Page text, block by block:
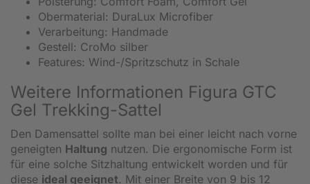
Obermaterial: DuraLux Microfiber
Verarbeitung: Handmade
Gestell: CroMo silber
Features: Wind-/Spritzschutz in Schale
Weitere Informationen Figura GTC
Gel Trekking-Sattel
Den Damensattel sollte man bei einer leicht nach vorne
geneigten Haltung nutzen. Die ergonomische Form ist
für eine solche Sitzhaltung entwickelt worden und für
diese ideal geeignet. Mit einer Breite von 9 bis 12